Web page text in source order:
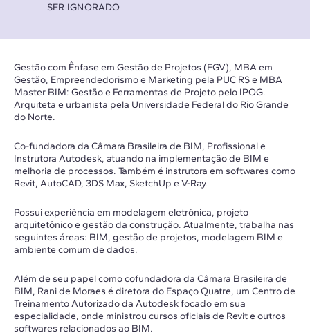
SER IGNORADO
Gestão com Ênfase em Gestão de Projetos (FGV), MBA em
Gestão, Empreendedorismo e Marketing pela PUC RS e MBA
Master BIM: Gestão e Ferramentas de Projeto pelo IPOG.
Arquiteta e urbanista pela Universidade Federal do Rio Grande
do Norte.
Co-fundadora da Câmara Brasileira de BIM, Profissional e
Instrutora Autodesk, atuando na implementação de BIM e
melhoria de processos. Também é instrutora em softwares como
Revit, AutoCAD, 3DS Max, SketchUp e V-Ray.
Possui experiência em modelagem eletrônica, projeto
arquitetônico e gestão da construção. Atualmente, trabalha nas
seguintes áreas: BIM, gestão de projetos, modelagem BIM e
ambiente comum de dados.
Além de seu papel como cofundadora da Câmara Brasileira de
BIM, Rani de Moraes é diretora do Espaço Quatre, um Centro de
Treinamento Autorizado da Autodesk focado em sua
especialidade, onde ministrou cursos oficiais de Revit e outros
softwares relacionados ao BIM.